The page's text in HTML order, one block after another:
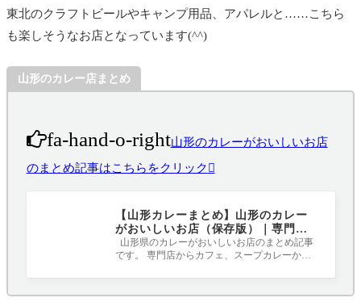
東北のクラフトビールやキャンプ用品、アパレルと……こちら
も楽しそうなお店となっています(^^)
山形のカレー店まとめ
fa-hand-o-right山形のカレーがおいしいお店
のまとめ記事はこちらをクリック
【山形カレーまとめ】山形のカレー
がおいしいお店（保存版）｜専門
店、カフェ、定食屋、レストラン
山形県のカレーがおいしいお店のまとめ記事
です。 専門店からカフェ、スープカレーから